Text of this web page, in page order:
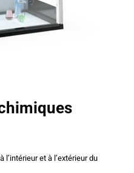
l’intérieur et à l’extérieur du